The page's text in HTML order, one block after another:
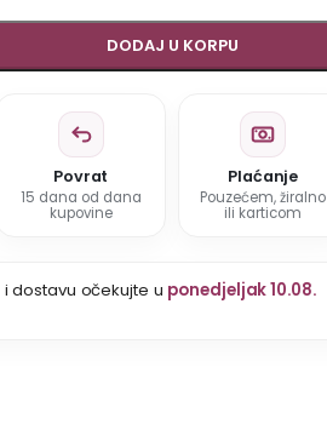
DODAJ U KORPU
Povrat
15 dana od dana
kupovine
Plaćanje
Pouzećem, žiralno
ili karticom
i dostavu očekujte u ponedjeljak 10.08.